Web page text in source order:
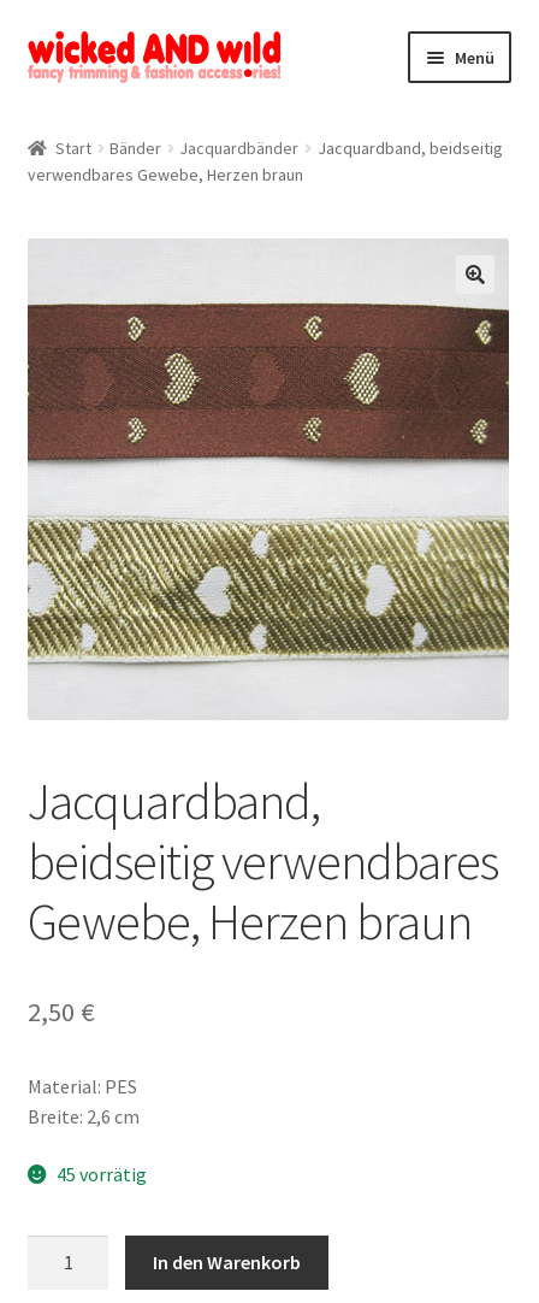
Zur
Navigation
Zum
Inhalt
Menü
Kategorien
Mein Konto
Kontakt
Start Bänder Jacquardbänder
Jacquardband, beidseitig
verwendbares Gewebe, Herzen braun
🔍
Jacquardband,
beidseitig verwendbares
Gewebe, Herzen braun
2,50 €
Material: PES
Breite: 2,6 cm
45 vorrätig
In den Warenkorb